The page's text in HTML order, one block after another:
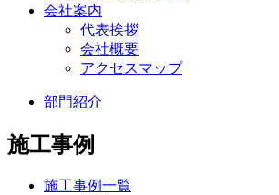
会社案内
代表挨拶
会社概要
アクセスマップ
部門紹介
施工事例
施工事例一覧